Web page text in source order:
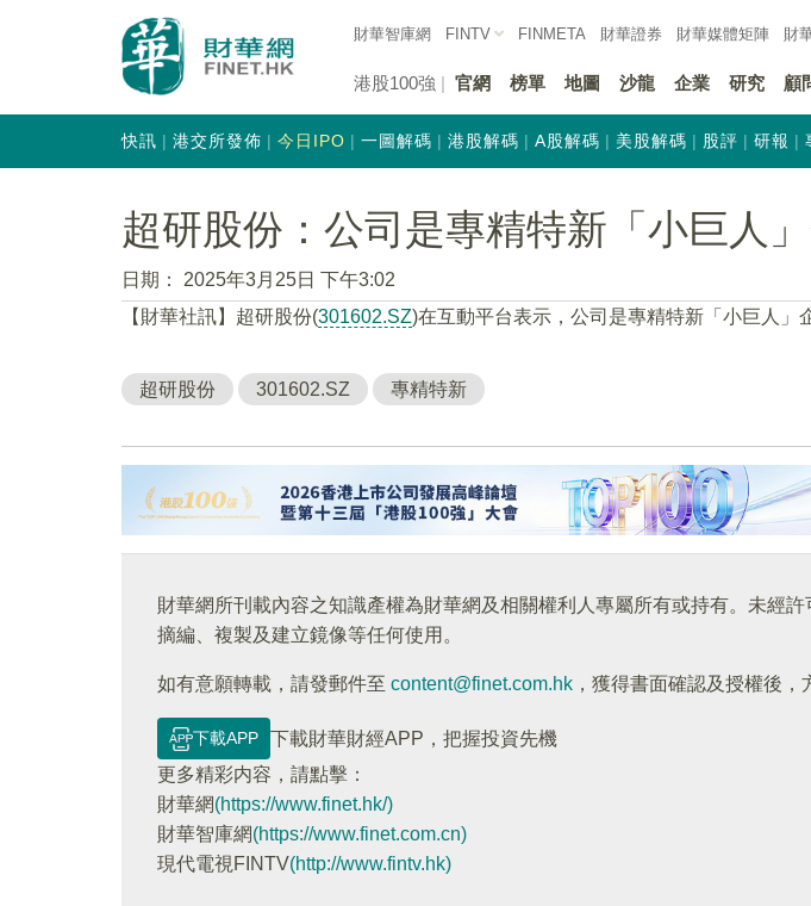
財華智庫網 FINTV FINMETA 財華證券 財華媒體矩陣 財
港股100強 官網 榜單 地圖 沙龍 企業 研究 顧
快訊 港交所發佈 今日IPO 一圖解碼 港股解碼 A股解碼 美股解碼 股評 研報
超研股份：公司是專精特新「小巨人
日期：
2025年3月25日 下午3:02
【財華社訊】超研股份(301602.SZ)在互動平台表示，公司是專精特新「小巨人」
超研股份 301602.SZ 專精特新
財華網所刊載內容之知識產權為財華網及相關權利人專屬所有或持有。未經許
摘編、複製及建立鏡像等任何使用。
如有意願轉載，請發郵件至 content@finet.com.hk ，獲得書面確認及授權後，
下載APP
下載財華財經APP，把握投資先機
更多精彩内容，請點擊：
財華網(https://www.finet.hk/)
財華智庫網(https://www.finet.com.cn)
現代電視FINTV(http://www.fintv.hk)